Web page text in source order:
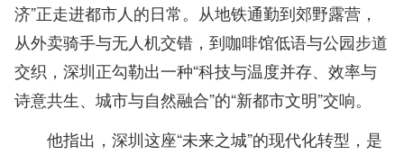
济”正走进都市人的日常。从地铁通勤到郊野露营，
从外卖骑手与无人机交错，到咖啡馆低语与公园步道
交织，深圳正勾勒出一种“科技与温度并存、效率与
诗意共生、城市与自然融合”的“新都市文明”交响。
他指出，深圳这座“未来之城”的现代化转型，是